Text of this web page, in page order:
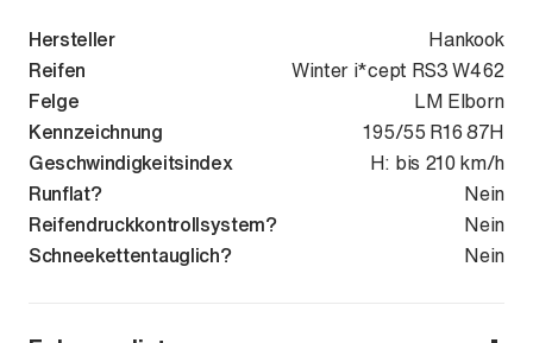
Hersteller
Hankook
Reifen
Winter i*cept RS3 W462
Felge
LM Elborn
Kennzeichnung
195/55 R16 87H
Geschwindigkeitsindex
H: bis 210 km/h
Runflat?
Nein
Reifendruckkontrollsystem?
Nein
Schneekettentauglich?
Nein